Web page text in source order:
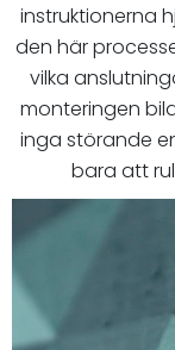
instruktionerna
den här
vilka
monteringen
inga störande
bara att